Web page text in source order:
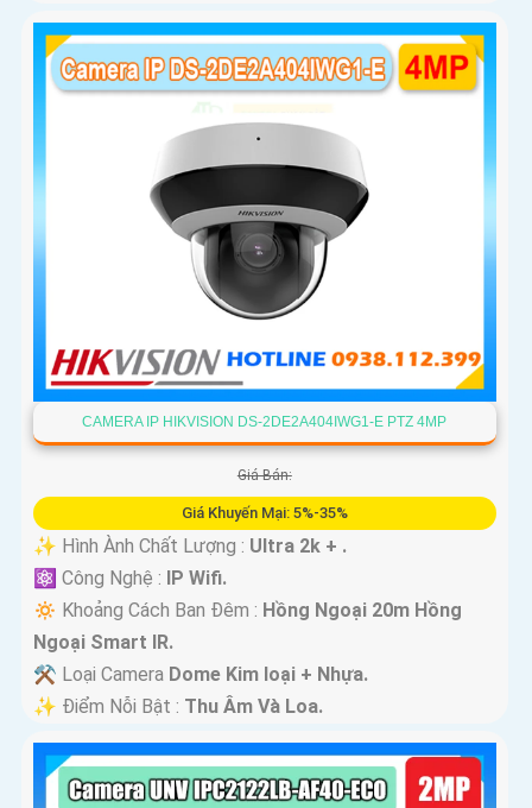
CAMERA IP HIKVISION DS-2DE2A404IWG1-E PTZ 4MP
Giá Bán:
Giá Khuyến Mại: 5%-35%
✨ Hình Ành Chất Lượng : Ultra 2k + .
⚛️ Công Nghệ : IP Wifi.
🔅 Khoảng Cách Ban Đêm : Hồng Ngoại 20m Hồng
Ngoại Smart IR.
⚒ Loại Camera Dome Kim loại + Nhựa.
️✨ Điểm Nỗi Bật : Thu Âm Và Loa.